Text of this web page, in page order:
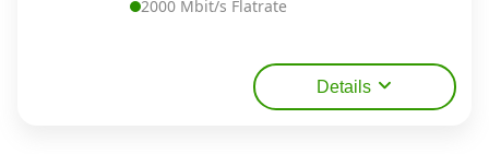
2000 Mbit/s Flatrate
Details